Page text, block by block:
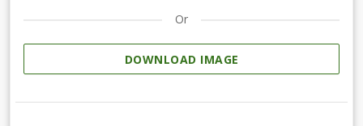
Or
DOWNLOAD IMAGE